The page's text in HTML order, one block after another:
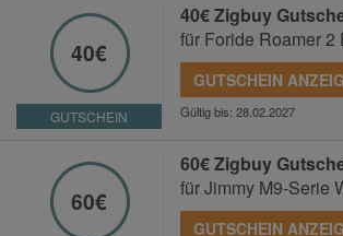
40€
GUTSCHEIN
40€ Zigbuy
für Foride Roamer 2
GUTSCHEIN
Gültig bis: 28.02.2027
60€
60€ Zigbuy
für Jimmy M9-Serie
GUTSCHEIN